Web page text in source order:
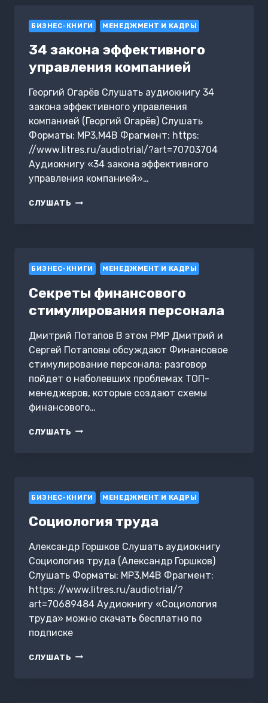
БИЗНЕС-КНИГИ МЕНЕДЖМЕНТ И КАДРЫ
34 закона эффективного
управления компанией
Георгий Огарёв Слушать аудиокнигу 34
закона эффективного управления
компанией (Георгий Огарёв) Слушать
Форматы: MP3,M4B Фрагмент: https:
//www.litres.ru/audiotrial/?art=70703704
Аудиокнигу «34 закона эффективного
управления компанией»…
СЛУШАТЬ 34
БИЗНЕС-КНИГИ МЕНЕДЖМЕНТ И КАДРЫ
Секреты финансового
стимулирования персонала
Дмитрий Потапов В этом PMP Дмитрий и
Сергей Потаповы обсуждают Финансовое
стимулирование персонала: разговор
пойдет о наболевших проблемах ТОП-
менеджеров, которые создают схемы
финансового…
СЛУШАТЬ СЕКРЕТЫ
БИЗНЕС-КНИГИ МЕНЕДЖМЕНТ И КАДРЫ
Социология труда
Александр Горшков Слушать аудиокнигу
Социология труда (Александр Горшков)
Слушать Форматы: MP3,M4B Фрагмент:
https: //www.litres.ru/audiotrial/?
art=70689484 Аудиокнигу «Социология
труда» можно скачать бесплатно по
подписке
СЛУШАТЬ СОЦИОЛОГИЯ